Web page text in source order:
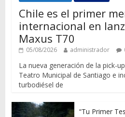
Chile es el primer
internacional en
Maxus T70
05/08/2026 administrador
La nueva generación de la pick-
Teatro Municipal de Santiago e
turbodiésel de
“Tu Primer